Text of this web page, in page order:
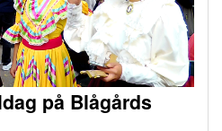
på Blågårds